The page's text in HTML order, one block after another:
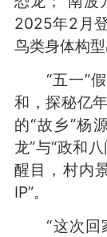
2025年2月
鸟类身体构
“五一”假
和，探秘亿
的“故乡”杨
龙”与“政和
醒目，村内
IP”。
“这次回